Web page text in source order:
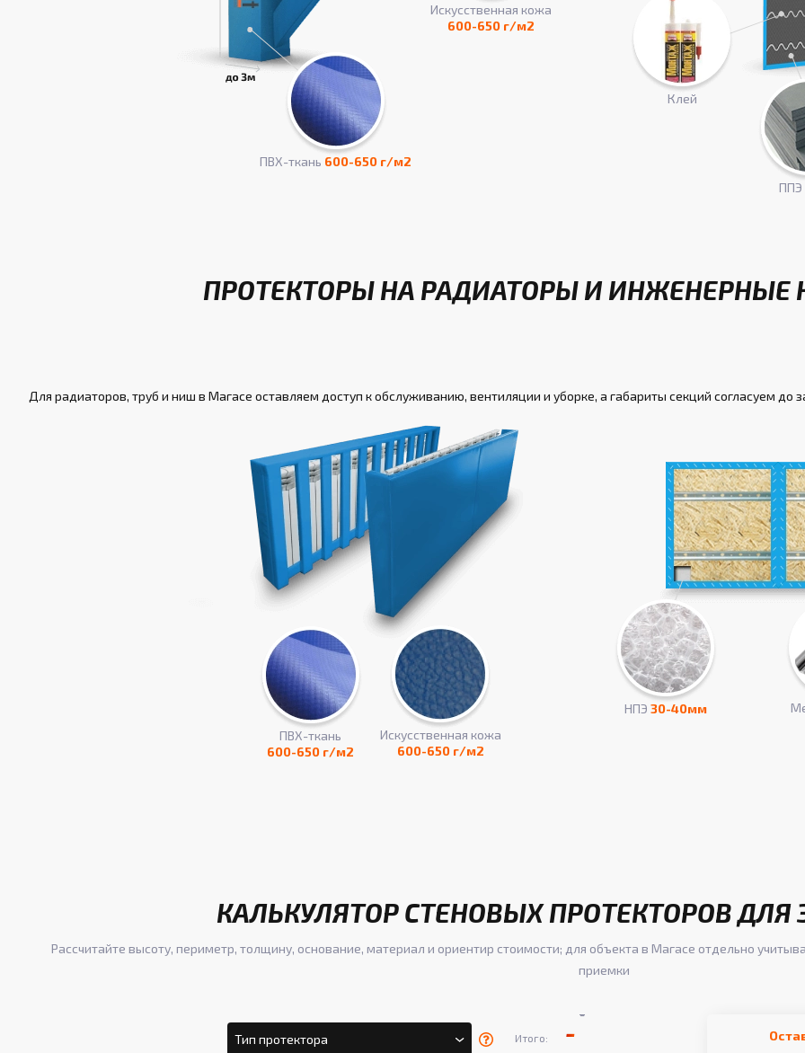
ПВХ-ткань 600-650 г/м2
Искусcтвенная кожа
600-650 г/м2
ППЭ
Клей
ПРОТЕКТОРЫ НА РАДИАТОРЫ И ИНЖЕНЕРНЫЕ
Для радиаторов, труб и ниш в Магасе оставляем доступ к обслуживанию, вентиляции и уборке, а габариты секций согласуем до
ПВХ-ткань
600-650 г/м2
Искусcтвенная кожа
600-650 г/м2
НПЭ 30-40мм
КАЛЬКУЛЯТОР СТЕНОВЫХ ПРОТЕКТОРОВ ДЛЯ
Рассчитайте высоту, периметр, толщину, основание, материал и ориентир стоимости; для объекта в Магасе отдельно
приемки
Тип протектора Итого: -
-